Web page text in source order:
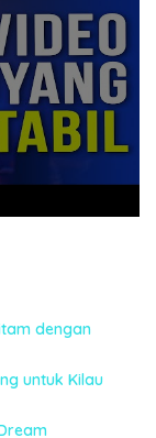
dengan
untuk Kilau